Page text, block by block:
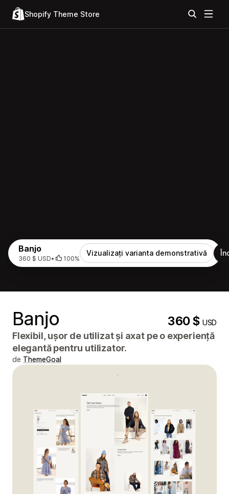
Shopify Theme Store
Banjo
360 $ USD• 100%
Vizualizați varianta demonstrativă
Banjo 360 $USD
Flexibil, ușor de utilizat și axat pe o experiență
elegantă pentru utilizator.
de ThemeGoal